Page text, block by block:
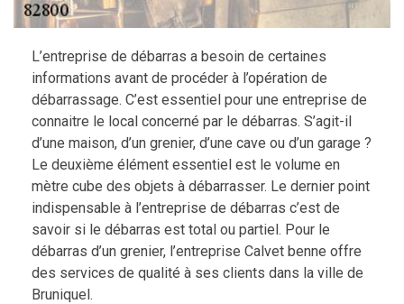
L’entreprise de débarras a besoin de certaines
informations avant de procéder à l’opération de
débarrassage. C’est essentiel pour une entreprise de
connaitre le local concerné par le débarras. S’agit-il
d’une maison, d’un grenier, d’une cave ou d’un garage ?
Le deuxième élément essentiel est le volume en
mètre cube des objets à débarrasser. Le dernier point
indispensable à l’entreprise de débarras c’est de
savoir si le débarras est total ou partiel. Pour le
débarras d’un grenier, l’entreprise Calvet benne offre
des services de qualité à ses clients dans la ville de
Bruniquel.